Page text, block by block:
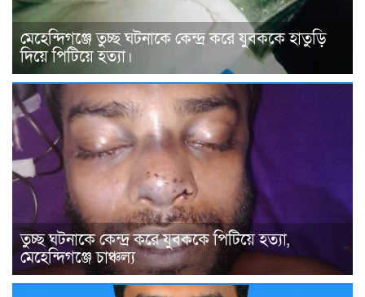
মেহেন্দিগঞ্জে তুচ্ছ ঘটনাকে কেন্দ্র করে যুবককে হাতুড়ি
দিয়ে পিটিয়ে হত্যা।
তুচ্ছ ঘটনাকে কেন্দ্র করে যুবককে পিটিয়ে হত্যা,
মেহেন্দিগঞ্জে চাঞ্চল্য